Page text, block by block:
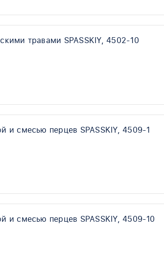
травами SPASSKIY, 4502-10
и смесью перцев SPASSKIY, 4509-1
и смесью перцев SPASSKIY, 4509-10